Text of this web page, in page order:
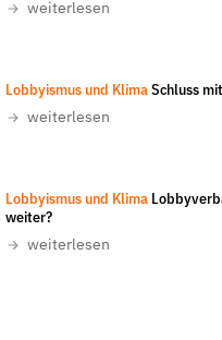
weiterlesen
Lobbyismus und Klima Schluss
weiterlesen
Lobbyismus und Klima
weiter?
weiterlesen